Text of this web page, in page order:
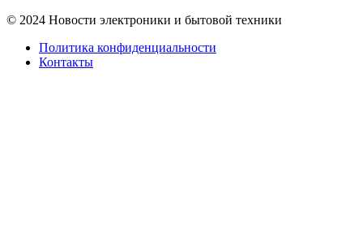
© 2024 Новости электроники и бытовой техники
Политика конфиденциальности
Контакты